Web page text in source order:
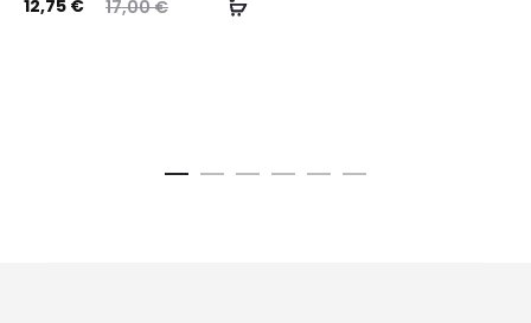
imas:
17,00€
12,75 €